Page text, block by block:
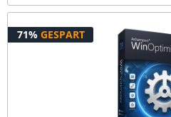
71% GESPART